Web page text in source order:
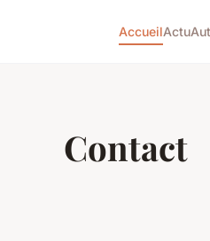
AccueilActu
Contact